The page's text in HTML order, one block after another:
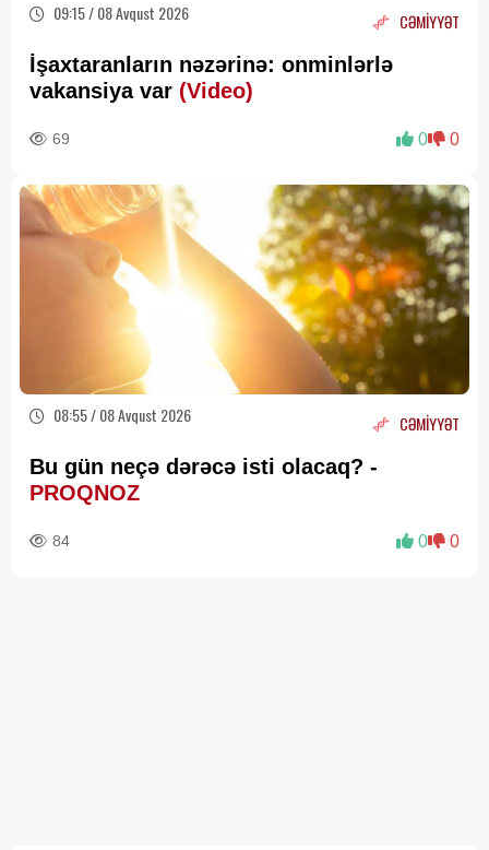
09:15 / 08 Avqust 2026 CƏMİYYƏT
İşaxtaranların nəzərinə: onminlərlə
vakansiya var (Video)
69 0 0
08:55 / 08 Avqust 2026 CƏMİYYƏT
Bu gün neçə dərəcə isti olacaq? -
PROQNOZ
84 0 0